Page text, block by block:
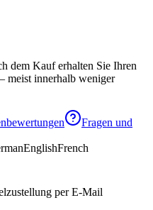
dem Kauf erhalten Sie Ihren
meist innerhalb weniger
Fragen und
EnglishFrench
per E-Mail